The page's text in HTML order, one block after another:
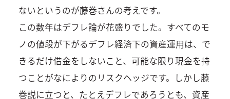
ないというのが藤巻さんの考えです。
この数年はデフレ論が花盛りでした。すべてのモ
ノの値段が下がるデフレ経済下の資産運用は、で
きるだけ借金をしないこと、可能な限り現金を持
つことがなによりのリスクヘッジです。しかし藤
巻説に立つと、たとえデフレであろうとも、資産